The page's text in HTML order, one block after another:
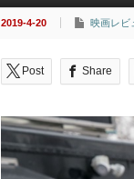
2019-4-20 映画レビ
Post Share